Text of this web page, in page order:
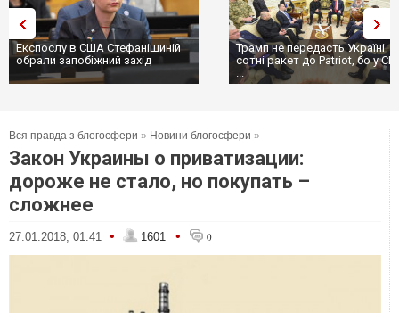
Трамп не передасть Україні
сотні ракет до Patriot, бо у США
...
Вибух у ресторані в
ціллю був головком ВКС
пр...
Вся правда з блогосфери » Новини блогосфери »
Закон Украины о приватизации:
дороже не стало, но покупать –
сложнее
27.01.2018, 01:41 • 1601 • 0